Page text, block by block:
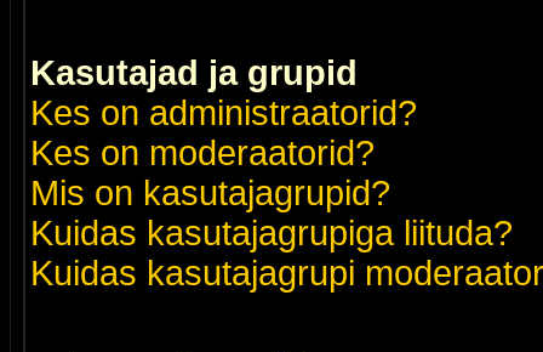
Kasutajad ja grupid
Kes on administraatorid?
Kes on moderaatorid?
Mis on kasutajagrupid?
Kuidas kasutajagrupiga liituda?
Kuidas kasutajagrupi